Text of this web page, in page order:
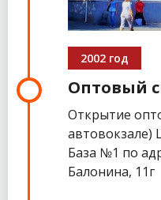
2002 год
Оптовый
Открытие
автовокзале)
База №1 по
Балонина, 11г